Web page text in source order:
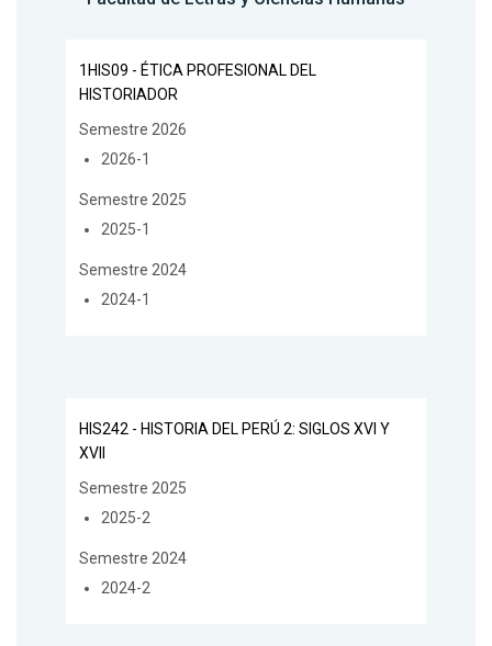
1HIS09 - ÉTICA PROFESIONAL DEL
HISTORIADOR
Semestre 2026
2026-1
Semestre 2025
2025-1
Semestre 2024
2024-1
HIS242 - HISTORIA DEL PERÚ 2: SIGLOS XVI Y
XVII
Semestre 2025
2025-2
Semestre 2024
2024-2